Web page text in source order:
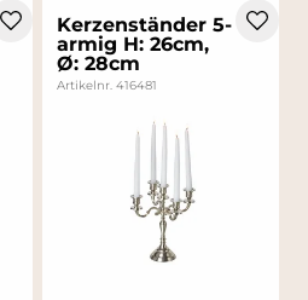
Kerzenständer 5-
armig H: 26cm,
Ø: 28cm
Artikelnr. 416481